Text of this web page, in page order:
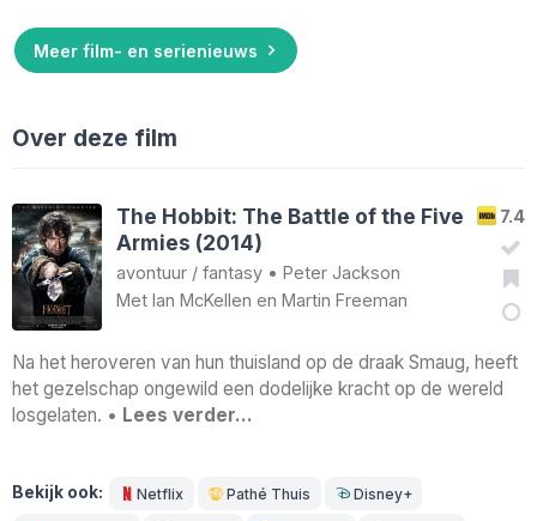
Meer film- en serienieuws
Over deze film
7.4
The Hobbit: The Battle of the Five
Armies (2014)
avontuur / fantasy • Peter Jackson
Met Ian McKellen en Martin Freeman
Na het heroveren van hun thuisland op de draak Smaug, heeft
het gezelschap ongewild een dodelijke kracht op de wereld
losgelaten. • Lees verder…
Bekijk ook: Netflix Pathé Thuis Disney+